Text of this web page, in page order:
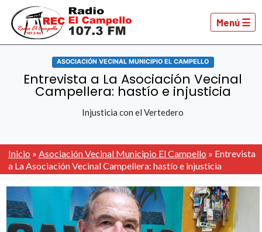
Menú ☰
ASOCIACIÓN VECINAL MUNICIPIO EL CAMPELLO
Entrevista a La Asociación Vecinal
Campellera: hastío e injusticia
Injusticia con el Vertedero
Inicio » Asociación Vecinal Municipio El Campello » Entrevista
a La Asociación Vecinal Campellera: hastío e injusticia